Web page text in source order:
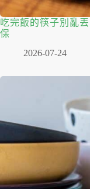
吃完飯的筷子別亂
保
2026-07-24